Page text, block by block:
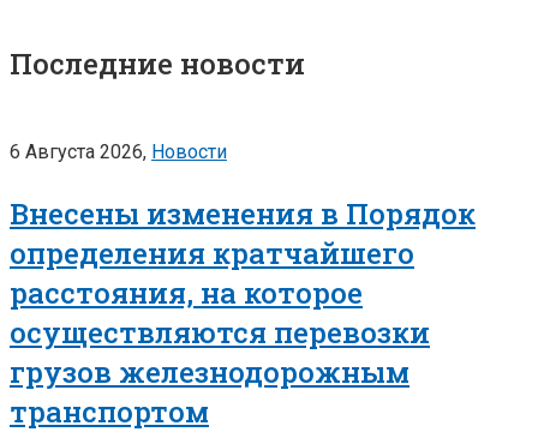
Последние новости
6 Августа 2026, Новости
Внесены изменения в Порядок
определения кратчайшего
расстояния, на которое
осуществляются перевозки
грузов железнодорожным
транспортом